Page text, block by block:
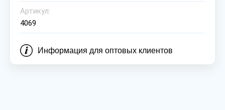
Артикул:
4069
Информация для оптовых клиентов